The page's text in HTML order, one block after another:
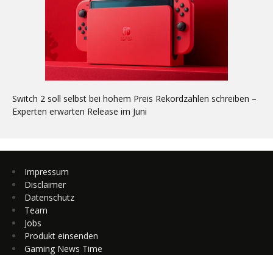
Switch 2 soll selbst bei hohem Preis Rekordzahlen schreiben –
Experten erwarten Release im Juni
Impressum
Disclaimer
Datenschutz
Team
Jobs
Produkt einsenden
Gaming News Time